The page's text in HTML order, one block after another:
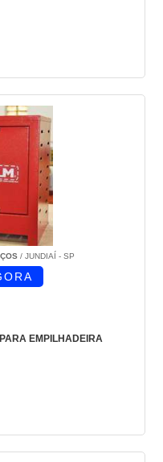
/ JUNDIAÍ - SP
EMPILHADEIRA